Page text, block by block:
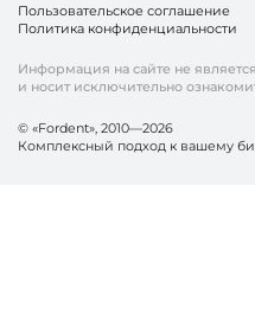
© «Fordent», 2010—2026
Комплексный подход к вашему
Информация на сайте не
и носит исключительно
Пользовательское соглашение
Политика конфиденциальности